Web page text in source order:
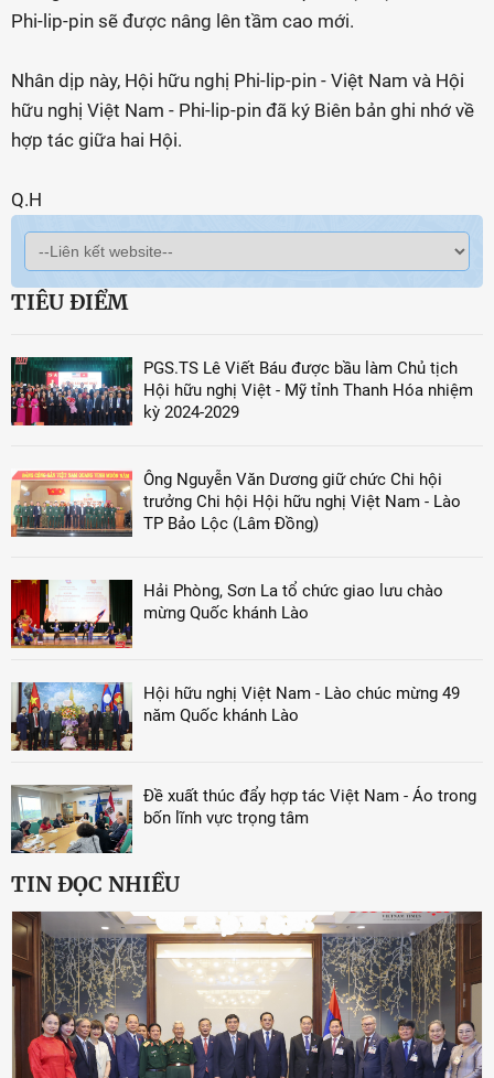
Phi-lip-pin sẽ được nâng lên tầm cao mới.
Nhân dịp này, Hội hữu nghị Phi-lip-pin - Việt Nam và Hội
hữu nghị Việt Nam - Phi-lip-pin đã ký Biên bản ghi nhớ về
hợp tác giữa hai Hội.
Q.H
TIÊU ĐIỂM
PGS.TS Lê Viết Báu được bầu làm Chủ tịch
Hội hữu nghị Việt - Mỹ tỉnh Thanh Hóa nhiệm
kỳ 2024-2029
Ông Nguyễn Văn Dương giữ chức Chi hội
trưởng Chi hội Hội hữu nghị Việt Nam - Lào
TP Bảo Lộc (Lâm Đồng)
Hải Phòng, Sơn La tổ chức giao lưu chào
mừng Quốc khánh Lào
Hội hữu nghị Việt Nam - Lào chúc mừng 49
năm Quốc khánh Lào
Đề xuất thúc đẩy hợp tác Việt Nam - Áo trong
bốn lĩnh vực trọng tâm
TIN ĐỌC NHIỀU